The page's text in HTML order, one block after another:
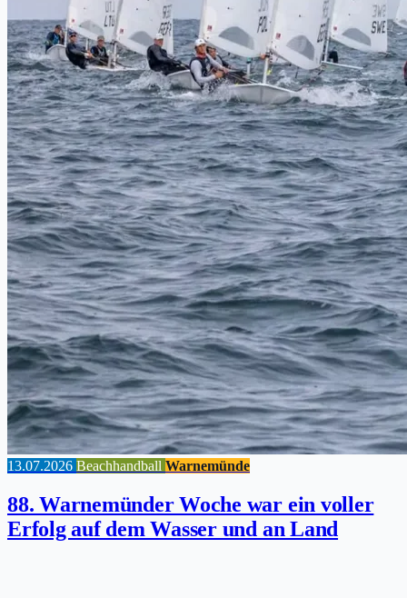
13.07.2026 Beachhandball Warnemünde
88. Warnemünder Woche war ein voller
Erfolg auf dem Wasser und an Land